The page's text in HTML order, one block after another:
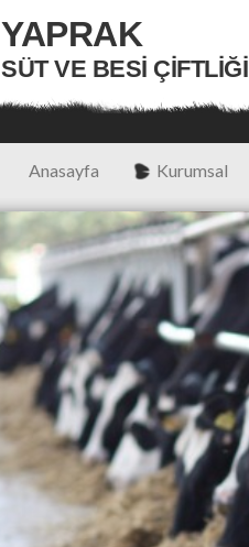
YAPRAK
SÜT VE BESI ÇIFTLIĞI
Anasayfa Kurumsal